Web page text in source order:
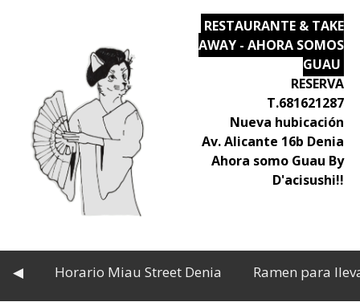
RESTAURANTE & TAKE
AWAY - AHORA SOMOS
GUAU
RESERVA
T.681621287
Nueva hubicación
Av. Alicante 16b Denia
Ahora somo Guau By
D'acisushi!!
◀ Horario Miau Street Denia Ramen para